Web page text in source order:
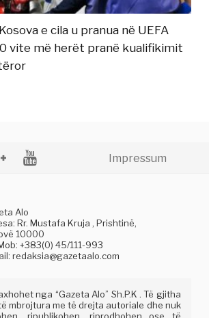
e cila u pranua në UEFA
vite më herët pranë kualifikimit
Impressum
Alo
Rr. Mustafa Kruja , Prishtinë,
10000
+383(0) 45/111-993
redaksia@gazetaalo.com
nga “Gazeta Alo” Sh.P.K . Të gjitha
mbrojtura me të drejta autoriale dhe nuk